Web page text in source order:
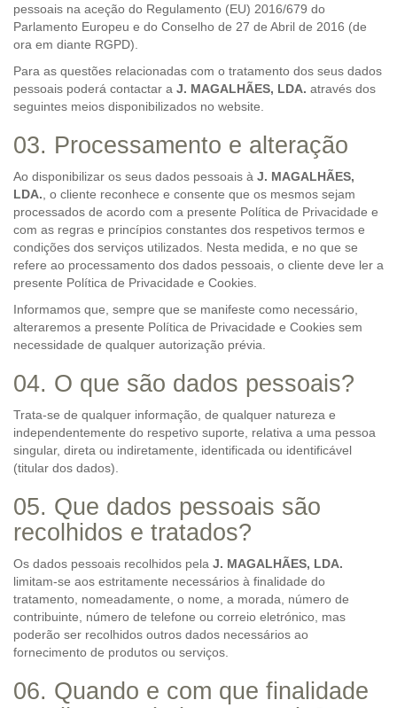
pessoais na aceção do Regulamento (EU) 2016/679 do
Parlamento Europeu e do Conselho de 27 de Abril de 2016 (de
ora em diante RGPD).
Para as questões relacionadas com o tratamento dos seus dados
pessoais poderá contactar a J. MAGALHÃES, LDA. através dos
seguintes meios disponibilizados no website.
03. Processamento e alteração
Ao disponibilizar os seus dados pessoais à J. MAGALHÃES,
LDA., o cliente reconhece e consente que os mesmos sejam
processados de acordo com a presente Política de Privacidade e
com as regras e princípios constantes dos respetivos termos e
condições dos serviços utilizados. Nesta medida, e no que se
refere ao processamento dos dados pessoais, o cliente deve ler a
presente Política de Privacidade e Cookies.
Informamos que, sempre que se manifeste como necessário,
alteraremos a presente Política de Privacidade e Cookies sem
necessidade de qualquer autorização prévia.
04. O que são dados pessoais?
Trata-se de qualquer informação, de qualquer natureza e
independentemente do respetivo suporte, relativa a uma pessoa
singular, direta ou indiretamente, identificada ou identificável
(titular dos dados).
05. Que dados pessoais são
recolhidos e tratados?
Os dados pessoais recolhidos pela J. MAGALHÃES, LDA.
limitam-se aos estritamente necessários à finalidade do
tratamento, nomeadamente, o nome, a morada, número de
contribuinte, número de telefone ou correio eletrónico, mas
poderão ser recolhidos outros dados necessários ao
fornecimento de produtos ou serviços.
06. Quando e com que finalidade